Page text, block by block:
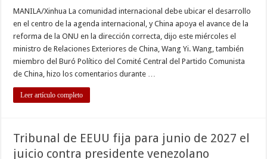
MANILA/Xinhua La comunidad internacional debe ubicar el desarrollo
en el centro de la agenda internacional, y China apoya el avance de la
reforma de la ONU en la dirección correcta, dijo este miércoles el
ministro de Relaciones Exteriores de China, Wang Yi. Wang, también
miembro del Buró Político del Comité Central del Partido Comunista
de China, hizo los comentarios durante …
Leer artículo completo
Tribunal de EEUU fija para junio de 2027 el
juicio contra presidente venezolano